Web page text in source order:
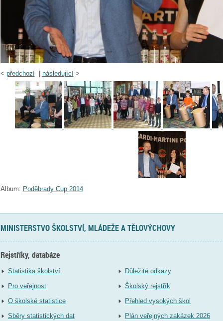
< předchozí| následující>
Album: Poděbrady Cup 2014
MINISTERSTVO ŠKOLSTVÍ, MLÁDEŽE A TĚLOVÝCHOVY
Rejstříky, databáze
Statistika školství
Pro veřejnost
O školské statistice
Sběry statistických dat
Důležité odkazy
Školský rejstřík
Přehled vysokých škol
Plán veřejných zakázek 2026